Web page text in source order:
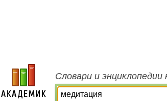
Словари и энциклопедии